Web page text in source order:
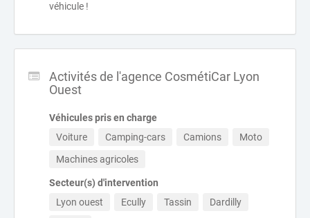
véhicule !
Activités de l'agence CosmétiCar Lyon
Ouest
Véhicules pris en charge
Voiture
Camping-cars Camions
Moto
Machines agricoles
Secteur(s) d'intervention
Lyon ouest
Ecully Tassin
Dardilly